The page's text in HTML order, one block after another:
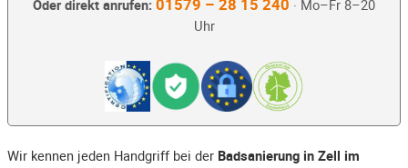
Oder direkt anrufen: 01579 – 28 15 240 · Mo–Fr 8–20
Uhr
Wir kennen jeden Handgriff bei der Badsanierung in Zell im